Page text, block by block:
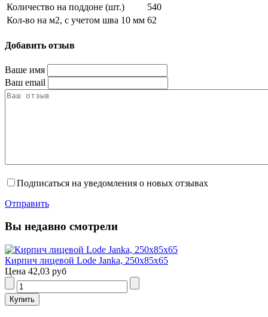
Количество на поддоне (шт.)
540
Кол-во на м2, с учетом шва 10 мм 62
Добавить отзыв
Ваше имя
Ваш email
Подписаться на уведомления о новых отзывах
Отправить
Вы недавно смотрели
Кирпич лицевой Lode Janka, 250x85x65
Цена 42,03 руб